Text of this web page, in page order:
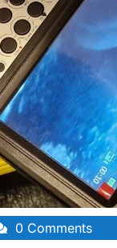
0 Comments